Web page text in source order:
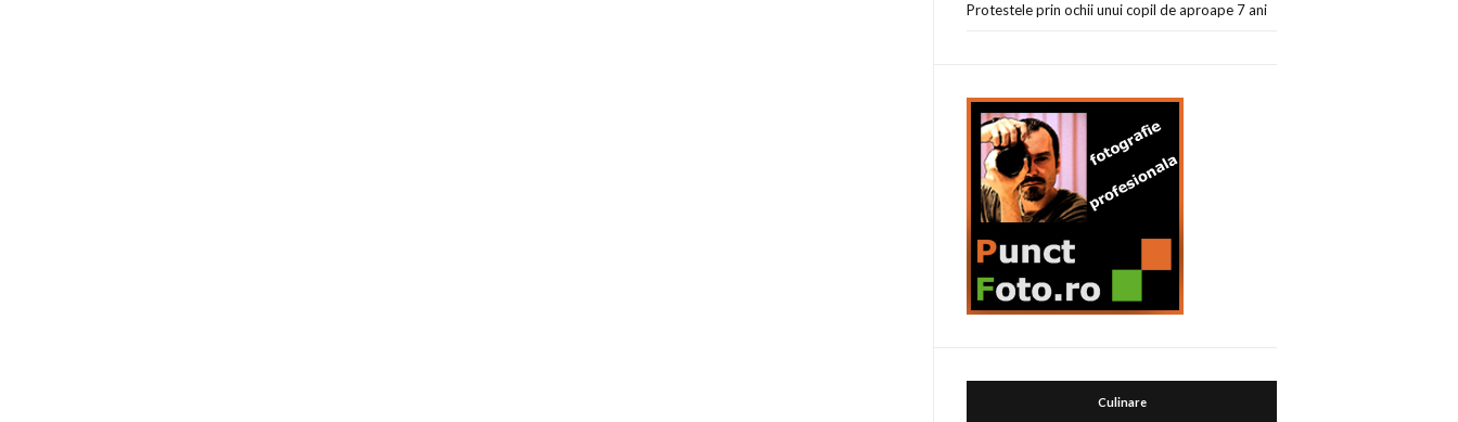
Protestele prin ochii unui copil de aproape 7 ani
Culinare